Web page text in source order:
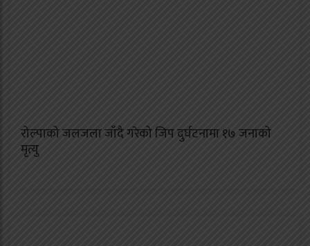
रोल्पाको जलजला जाँदै गरेको जिप दुर्घटनामा १७ जनाको
मृत्यु